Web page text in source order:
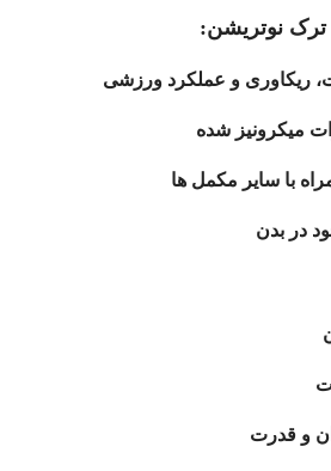
ریکاوری و عملکرد ورزشی
با سایر مکمل ها
در بدن
و قدرت